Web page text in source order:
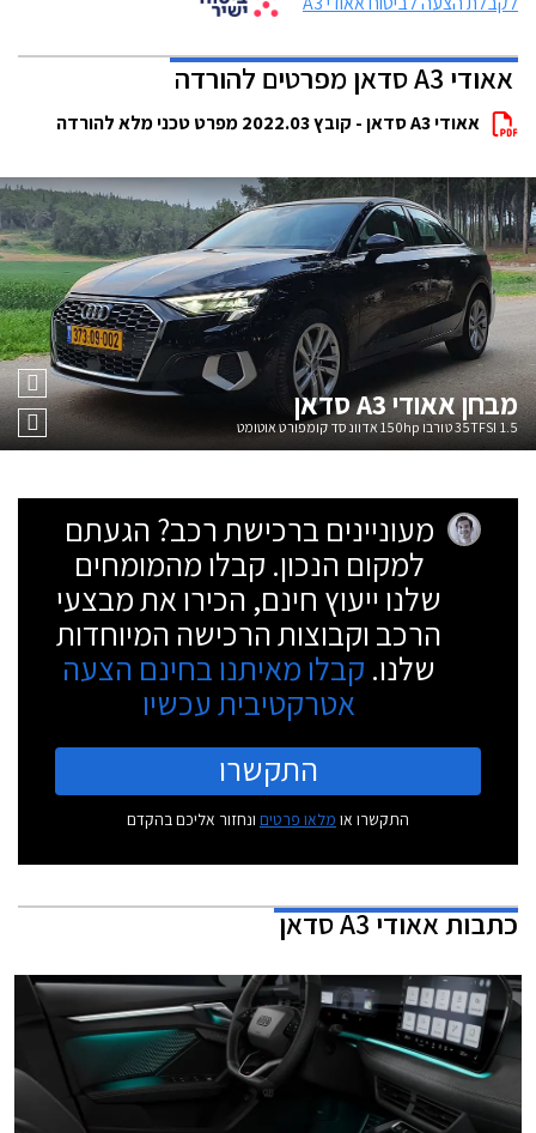
אאודי A3 סדאן מפרטים להורדה
אאודי A3 סדאן - קובץ 2022.03 מפרט טכני מלא להורדה
מבחןאאודי A3 סדאן
35TFSI 1.5 טורבו 150hp אדוונסד קומפורט אוטומט
מעוניינים ברכישת רכב? הגעתם
למקום הנכון. קבלו מהמומחים
שלנו ייעוץ חינם, הכירו את מבצעי
הרכב וקבוצות הרכישה המיוחדות
שלנו. קבלו מאיתנו בחינם הצעה
אטרקטיבית עכשיו
התקשרו
התקשרו או מלאו פרטים ונחזור אליכם בהקדם
כתבותאאודי A3 סדאן